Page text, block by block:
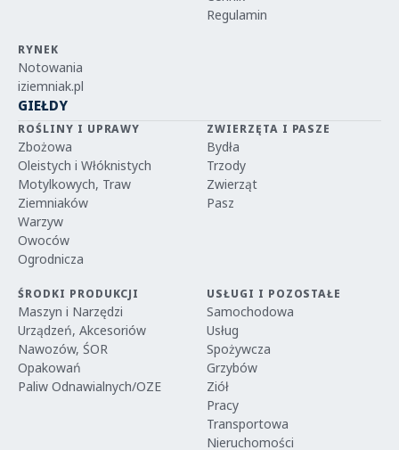
Regulamin
RYNEK
Notowania
iziemniak.pl
GIEŁDY
ROŚLINY I UPRAWY
Zbożowa
Oleistych i Włóknistych
Motylkowych, Traw
Ziemniaków
Warzyw
Owoców
Ogrodnicza
ZWIERZĘTA I PASZE
Bydła
Trzody
Zwierząt
Pasz
ŚRODKI PRODUKCJI
Maszyn i Narzędzi
Urządzeń, Akcesoriów
Nawozów, ŚOR
Opakowań
Paliw Odnawialnych/OZE
USŁUGI I POZOSTAŁE
Samochodowa
Usług
Spożywcza
Grzybów
Ziół
Pracy
Transportowa
Nieruchomości